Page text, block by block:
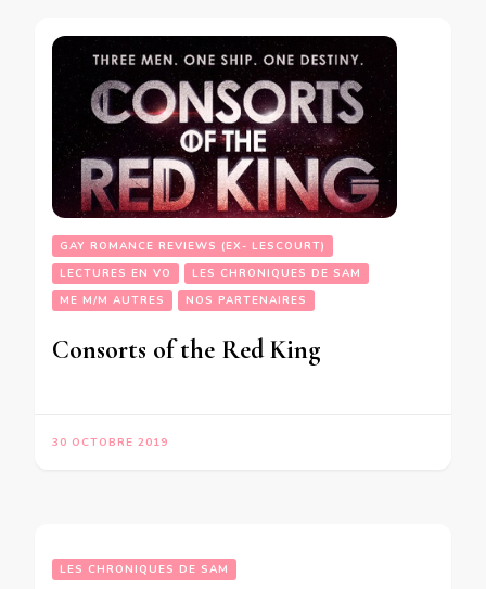
GAY ROMANCE REVIEWS (EX- LESCOURT)
LECTURES EN VO
LES CHRONIQUES DE SAM
ME M/M AUTRES
NOS PARTENAIRES
Consorts of the Red King
30 OCTOBRE 2019
LES CHRONIQUES DE SAM